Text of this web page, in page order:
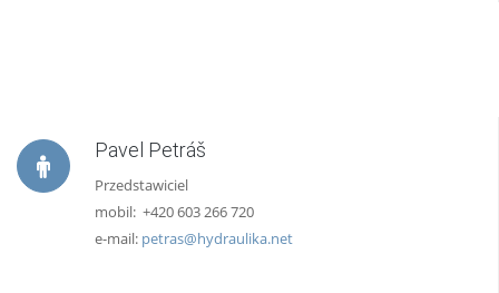
Pavel Petráš
Przedstawiciel
mobil: +420 603 266 720
e-mail: petras@hydraulika.net